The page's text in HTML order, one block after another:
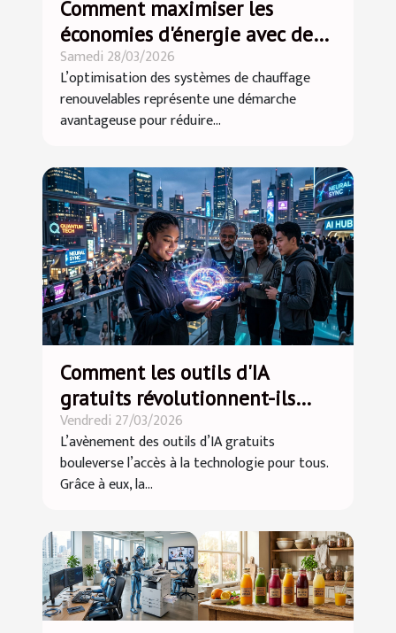
Comment maximiser les
économies d'énergie avec des
systèmes de chauffage
renouvelables ?
Samedi 28/03/2026
L’optimisation des systèmes de chauffage
renouvelables représente une démarche
avantageuse pour réduire...
Comment les outils d'IA
gratuits révolutionnent-ils
l'accessibilité technologique ?
Vendredi 27/03/2026
L’avènement des outils d’IA gratuits
bouleverse l’accès à la technologie pour tous.
Grâce à eux, la...